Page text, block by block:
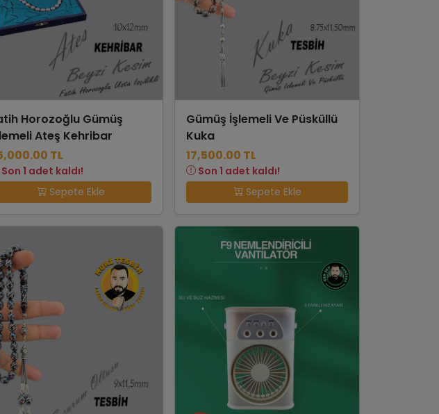
Horozoğlu Gümüş
Ateş Kehribar
TL
Son 1 adet kaldı!
Sepete Ekle
Gümüş İşlemeli Ve Püsküllü
Kuka
17,500.00 TL
Son 1 adet kaldı!
Sepete Ekle